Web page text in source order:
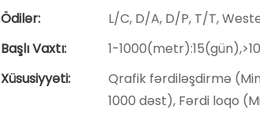
Ödilər:
L/C, D/A, D/P, T/T,
Başlı Vaxtı:
1-
Xüsusiyyəti:
Qrafik fərdiləşdirmə
1000 dəst), Fərdi loqo